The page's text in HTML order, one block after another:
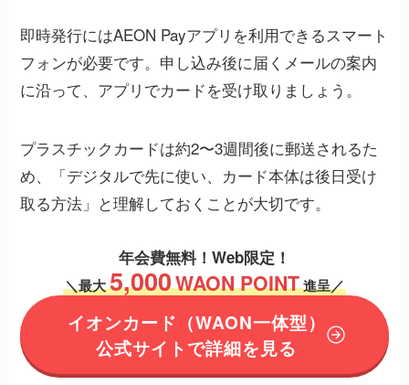
即時発行にはAEON Payアプリを利用できるスマート
フォンが必要です。申し込み後に届くメールの案内
に沿って、アプリでカードを受け取りましょう。
プラスチックカードは約2〜3週間後に郵送されるた
め、「デジタルで先に使い、カード本体は後日受け
取る方法」と理解しておくことが大切です。
年会費無料！ Web限定！
＼最大5,000WAON POINT進呈／
イオンカード （WAON一体型）
公式サイトで詳細を見る